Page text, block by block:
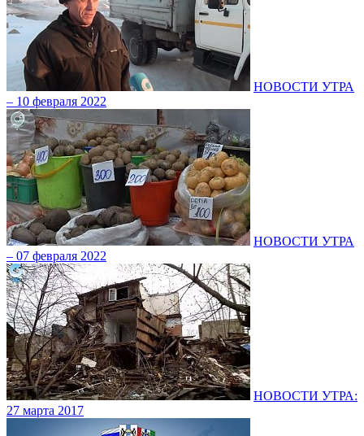
НОВОСТИ УТРА
– 10 февраля 2022
НОВОСТИ УТРА
– 07 февраля 2022
НОВОСТИ УТРА:
27 марта 2017